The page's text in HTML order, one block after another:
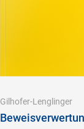
Gilhofer-Lenglinger